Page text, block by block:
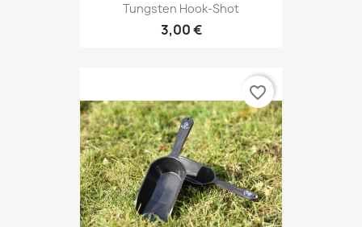
Tungsten Hook-Shot
3,00 €
favorite_border